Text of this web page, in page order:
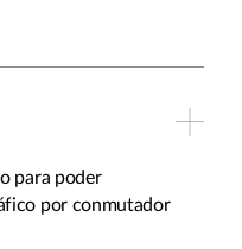
para poder
por conmutador